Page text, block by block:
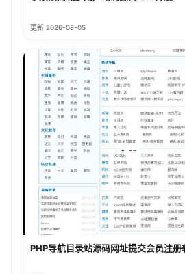
更新 2026-08-05
PHP导航目录站源码网址提交会员注册